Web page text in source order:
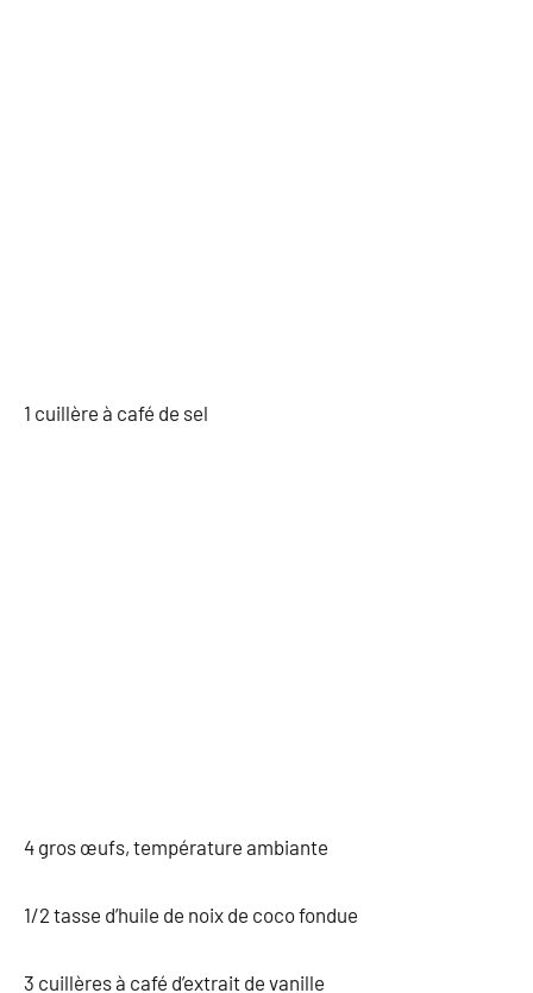
1 cuillère à café de sel
4 gros œufs, température ambiante
1/2 tasse d’huile de noix de coco fondue
3 cuillères à café d’extrait de vanille